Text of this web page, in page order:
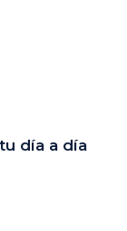
día a día